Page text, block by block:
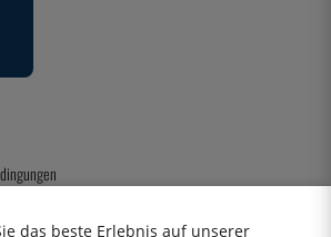
das beste Erlebnis auf unserer